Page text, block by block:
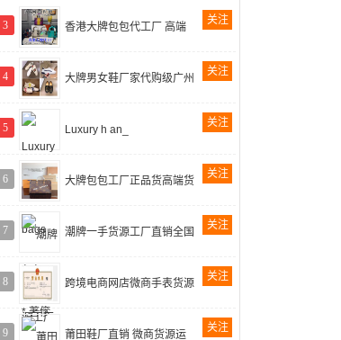
3 香港大牌包包代工厂 高端
关注
4 大牌男女鞋厂家代购级广州
关注
5 Luxury h an_
关注
6 大牌包包工厂正品货高端货
关注
7 潮牌一手货源工厂直销全国
关注
8 跨境电商网店微商手表货源
关注
9 莆田鞋厂直销 微商货源运
关注